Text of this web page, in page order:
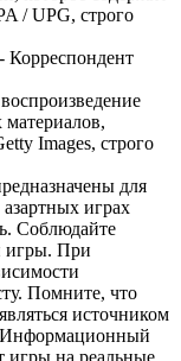
/ UPG, строго
Корреспондент
Images, строго
для
играх
Соблюдайте
игры. При
Помните, что
источником
Информационный
игры на реальные